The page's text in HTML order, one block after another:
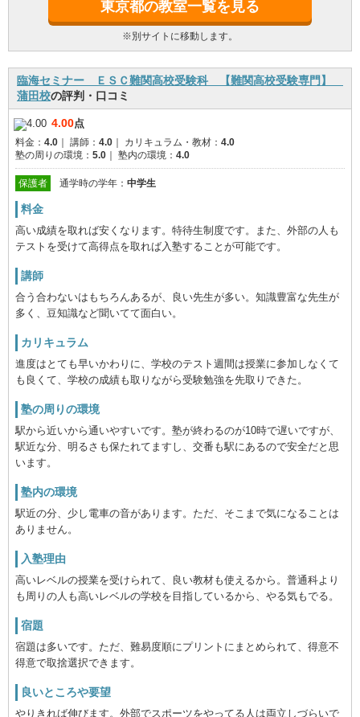
東京都の教室一覧を見る
※別サイトに移動します。
臨海セミナー ＥＳＣ難関高校受験科 【難関高校受験専門】
蒲田校の評判・口コミ
4.00点
料金： 4.0 講師： 4.0 カリキュラム・教材： 4.0
塾の周りの環境： 5.0 塾内の環境： 4.0
保護者 通学時の学年： 中学生
料金
高い成績を取れば安くなります。特待生制度です。また、外部の人も
テストを受けて高得点を取れば入塾することが可能です。
講師
合う合わないはもちろんあるが、良い先生が多い。知識豊富な先生が
多く、豆知識など聞いてて面白い。
カリキュラム
進度はとても早いかわりに、学校のテスト週間は授業に参加しなくて
も良くて、学校の成績も取りながら受験勉強を先取りできた。
塾の周りの環境
駅から近いから通いやすいです。塾が終わるのが10時で遅いですが、
駅近な分、明るさも保たれてますし、交番も駅にあるので安全だと思
います。
塾内の環境
駅近の分、少し電車の音があります。ただ、そこまで気になることは
ありません。
入塾理由
高いレベルの授業を受けられて、良い教材も使えるから。普通科より
も周りの人も高いレベルの学校を目指しているから、やる気もでる。
宿題
宿題は多いです。ただ、難易度順にプリントにまとめられて、得意不
得意で取捨選択できます。
良いところや要望
やりきれば伸びます。外部でスポーツをやってる人は両立しづらいで